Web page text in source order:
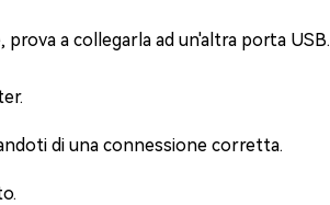
a collegarla ad un'altra porta USB.
di una connessione corretta.